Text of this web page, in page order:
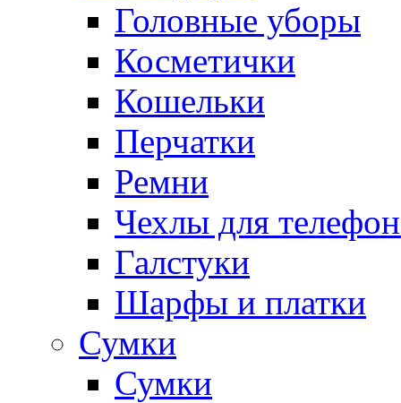
Головные уборы
Косметички
Кошельки
Перчатки
Ремни
Чехлы для
Галстуки
Шарфы и платки
Сумки
Сумки